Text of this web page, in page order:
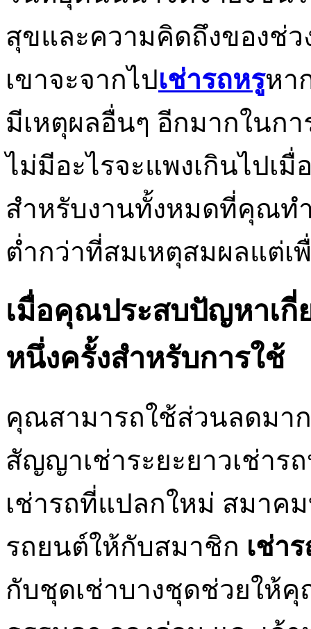
สุขและความคิดถึงของช่
เขาจะจากไปเช่ารถหรูหา
มีเหตุผลอื่นๆ อีกมากในก
ไม่มีอะไรจะแพงเกินไปเ
สำหรับงานทั้งหมดที่คุณท
ต่ำกว่าที่สมเหตุสมผลแต่เ
เมื่อคุณประสบปัญหาเกี่
หนึ่งครั้งสำหรับการใช้
คุณสามารถใช้ส่วนลดมา
สัญญาเช่าระยะยาวเช่าร
เช่ารถที่แปลกใหม่ สมาค
รถยนต์ให้กับสมาชิก เช่า
กับชุดเช่าบางชุดช่วยให้